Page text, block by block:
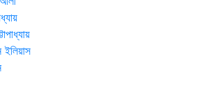
ইলিয়াস